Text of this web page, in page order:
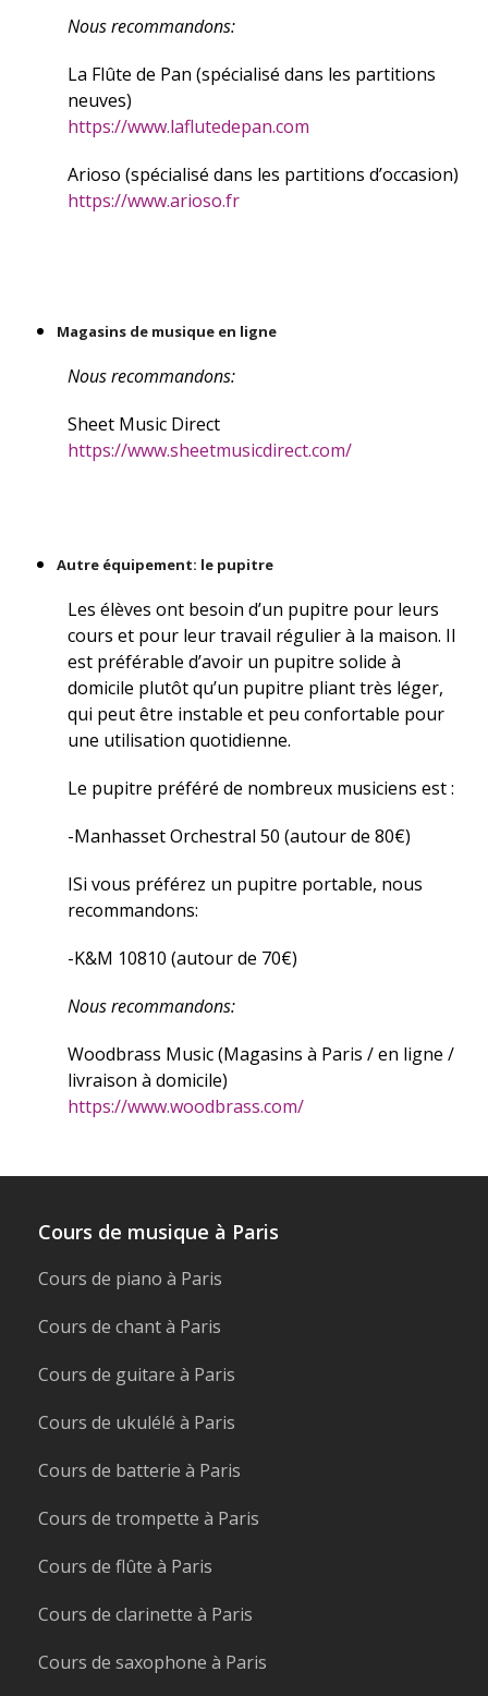
Nous recommandons:
La Flûte de Pan (spécialisé dans les partitions
neuves)
https://www.laflutedepan.com
Arioso (spécialisé dans les partitions d’occasion)
https://www.arioso.fr
Magasins de musique en ligne
Nous recommandons:
Sheet Music Direct
https://www.sheetmusicdirect.com/
Autre équipement: le pupitre
Les élèves ont besoin d’un pupitre pour leurs
cours et pour leur travail régulier à la maison. Il
est préférable d’avoir un pupitre solide à
domicile plutôt qu’un pupitre pliant très léger,
qui peut être instable et peu confortable pour
une utilisation quotidienne.
Le pupitre préféré de nombreux musiciens est :
-Manhasset Orchestral 50 (autour de 80€)
ISi vous préférez un pupitre portable, nous
recommandons:
-K&M 10810 (autour de 70€)
Nous recommandons:
Woodbrass Music (Magasins à Paris / en ligne /
livraison à domicile)
https://www.woodbrass.com/
Cours de musique à Paris
Cours de piano à Paris
Cours de chant à Paris
Cours de guitare à Paris
Cours de ukulélé à Paris
Cours de batterie à Paris
Cours de trompette à Paris
Cours de flûte à Paris
Cours de clarinette à Paris
Cours de saxophone à Paris